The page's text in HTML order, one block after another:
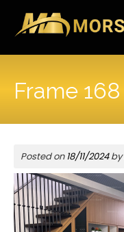
content
Frame 168
Posted on18/11/2024by